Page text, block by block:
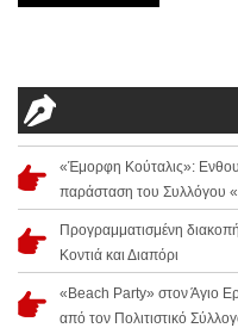
«Έμορφη Κούταλις»:
παράσταση του Συλλόγου
Προγραμματισμένη
Κοντιά και Διαπόρι
«Beach Party» στον Άγιο
από τον Πολιτιστικό